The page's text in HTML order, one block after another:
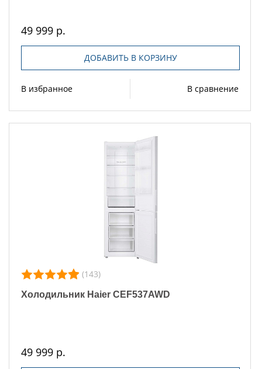
49 999 р.
ДОБАВИТЬ В КОРЗИНУ
В избранное В сравнение
(143)
Холодильник Haier CEF537AWD
49 999 р.